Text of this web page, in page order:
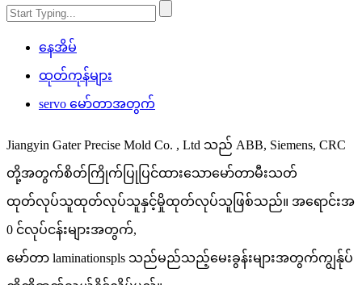
နေအိမ်
ထုတ်ကုန်များ
servo မော်တာအတွက်
Jiangyin Gater Precise Mold Co. , Ltd သည် ABB, Siemens, CRC
တို့အတွက်စိတ်ကြိုက်ပြုပြင်ထားသောမော်တာမီးသတ်
ထုတ်လုပ်သူထုတ်လုပ်သူနှင့်မှိုထုတ်လုပ်သူဖြစ်သည်။ အရောင်းအ
0 င်လုပ်ငန်းများအတွက်,
မော်တာ laminationspls သည်မည်သည့်မေးခွန်းများအတွက်ကျွန်ုပ်